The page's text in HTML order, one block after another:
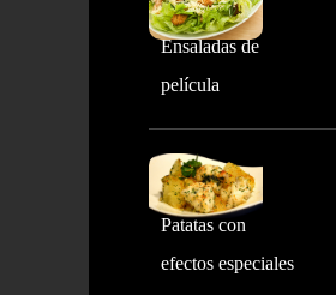
Ensaladas de
película
Patatas con
efectos especiales